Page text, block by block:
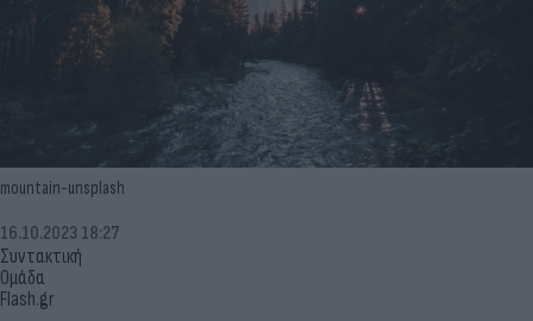
mountain-unsplash
Συντακτική
Ομάδα
Flash.gr
16.10.2023 18:27